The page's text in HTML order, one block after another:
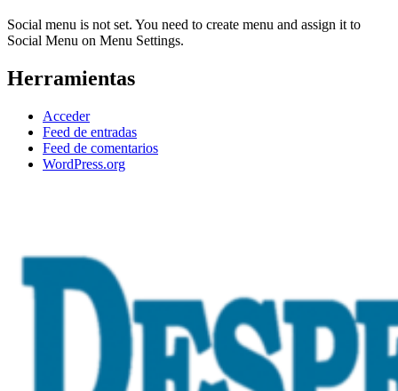
Social menu is not set. You need to create menu and assign it to
Social Menu on Menu Settings.
Herramientas
Acceder
Feed de entradas
Feed de comentarios
WordPress.org